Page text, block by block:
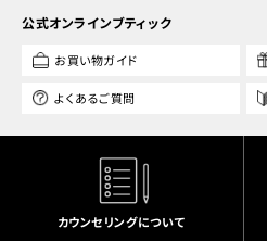
公式オンラインブティック
お買い物ガイド
よくあるご質問
カウンセリングについて